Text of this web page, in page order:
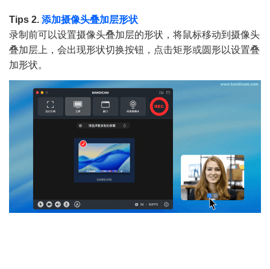
Tips 2. 添加摄像头叠加层形状
录制前可以设置摄像头叠加层的形状，将鼠标移动到摄像头
叠加层上，会出现形状切换按钮，点击矩形或圆形以设置叠
加形状。